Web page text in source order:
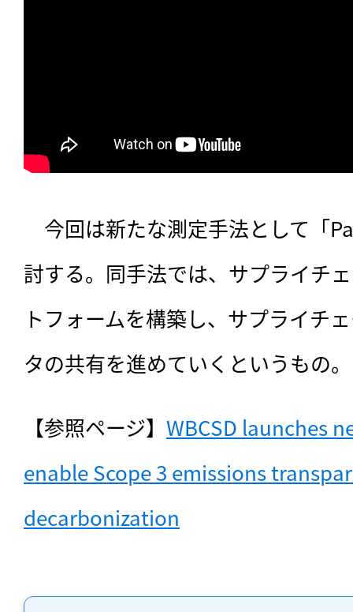
今回は新たな測定手法として「
討する。同手法では、サプライチ
トフォームを構築し、サプライチ
タの共有を進めていくというもの。
【参照ページ】 WBCSD launches
enable Scope 3 emissions
decarbonization